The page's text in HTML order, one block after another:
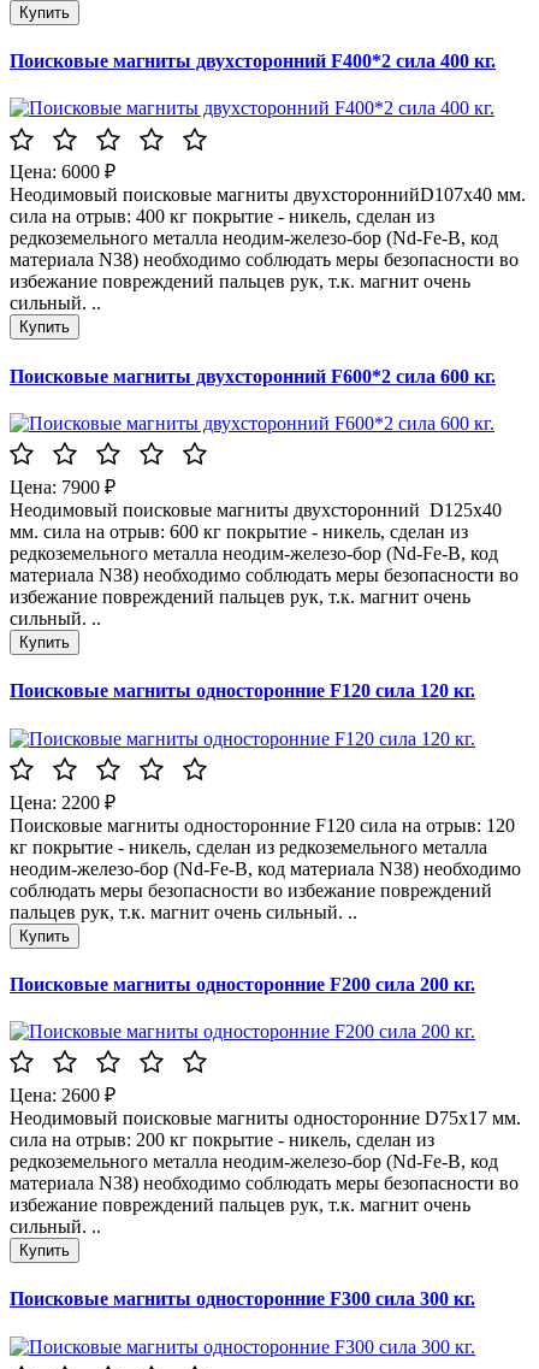
Поисковые магниты двухсторонний F400*2 сила 400 кг.
Цена: 6000 ₽
Неодимовый поисковые магниты двухстороннийD107x40 мм.
сила на отрыв: 400 кг покрытие - никель, сделан из
редкоземельного металла неодим-железо-бор (Nd-Fe-B, код
материала N38) необходимо соблюдать меры безопасности во
избежание повреждений пальцев рук, т.к. магнит очень
сильный. ..
Поисковые магниты двухсторонний F600*2 сила 600 кг.
Цена: 7900 ₽
Неодимовый поисковые магниты двухсторонний D125x40
мм. сила на отрыв: 600 кг покрытие - никель, сделан из
редкоземельного металла неодим-железо-бор (Nd-Fe-B, код
материала N38) необходимо соблюдать меры безопасности во
избежание повреждений пальцев рук, т.к. магнит очень
сильный. ..
Поисковые магниты односторонние F120 сила 120 кг.
Цена: 2200 ₽
Поисковые магниты односторонние F120 сила на отрыв: 120
кг покрытие - никель, сделан из редкоземельного металла
неодим-железо-бор (Nd-Fe-B, код материала N38) необходимо
соблюдать меры безопасности во избежание повреждений
пальцев рук, т.к. магнит очень сильный. ..
Поисковые магниты односторонние F200 сила 200 кг.
Цена: 2600 ₽
Неодимовый поисковые магниты односторонние D75x17 мм.
сила на отрыв: 200 кг покрытие - никель, сделан из
редкоземельного металла неодим-железо-бор (Nd-Fe-B, код
материала N38) необходимо соблюдать меры безопасности во
избежание повреждений пальцев рук, т.к. магнит очень
сильный. ..
Поисковые магниты односторонние F300 сила 300 кг.